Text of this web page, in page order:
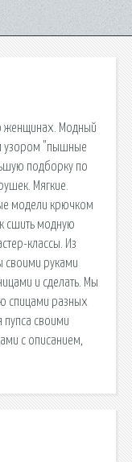
женщинах. Модный
узором "пышные
подборку по
Мягкие.
модели крючком
сшить модную
классы. Из
своими руками
и сделать. Мы
спицами разных
пупса своими
с описанием,